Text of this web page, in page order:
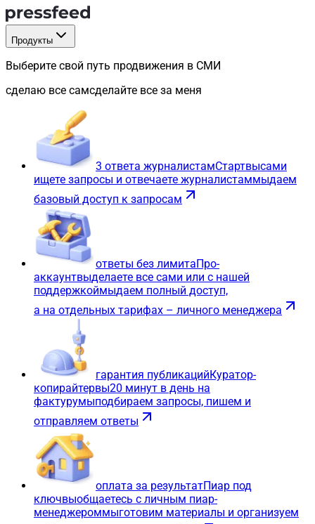
Продукты
Выберите свой путь продвижения в СМИ
сделаю все самсделайте все за меня
3 ответа журналистамСтартвысами
ищете запросы и отвечаете журналистаммыдаем
базовый доступ к запросам
ответы без лимитаПро-
аккаунтвыделаете все сами или с нашей
поддержкоймыдаем полный доступ,
а на отдельных тарифах – личного менеджера
гарантия публикацийКуратор-
копирайтервы20 минут в день на
фактурумыподбираем запросы, пишем и
отправляем ответы
оплата за результатПиар под
ключвыобщаетесь с личным пиар-
менеджероммыготовим материалы и организуем